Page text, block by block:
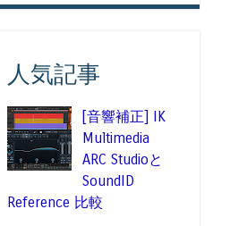
人気記事
[音響補正] IK
Multimedia
ARC Studioと
SoundID
Reference 比較